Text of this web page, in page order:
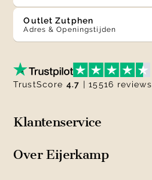
Outlet Zutphen
Adres & Openingstijden
Klantenservice
Over Eijerkamp
TrustScore 4.7 | 15516 reviews